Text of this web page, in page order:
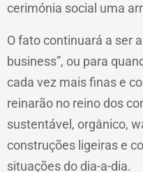
cerimónia social uma
O fato continuará a ser
business”, ou para
cada vez mais finas e
reinarão no reino dos
sustentável, orgânico,
construções ligeiras e
situações do dia-a-dia.